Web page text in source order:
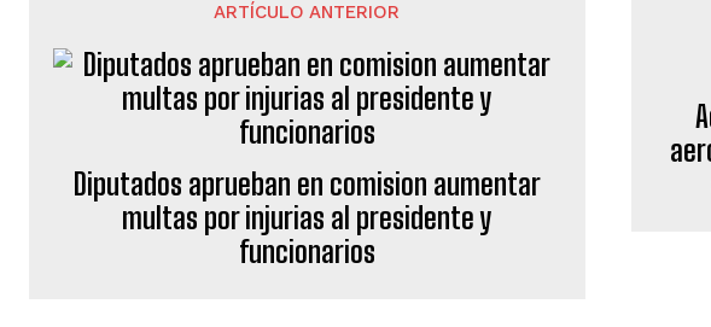
ARTÍCULO ANTERIOR
Diputados aprueban en comision aumentar
multas por injurias al presidente y
funcionarios